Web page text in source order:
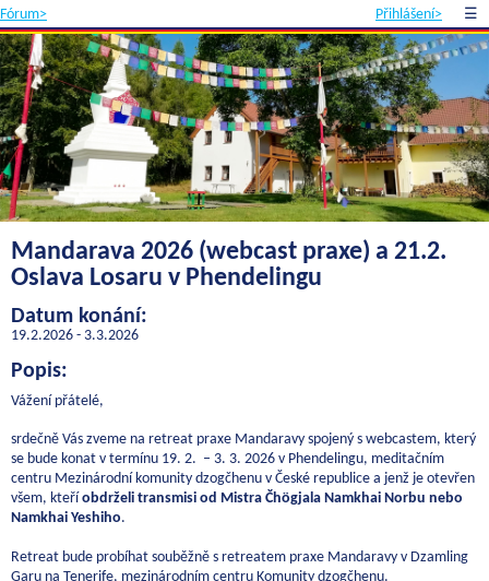
Fórum> Přihlášení> ☰
Mandarava 2026 (webcast praxe) a 21.2.
Oslava Losaru v Phendelingu
Datum konání:
19.2.2026 - 3.3.2026
Popis:
Vážení přátelé,
srdečně Vás zveme na retreat praxe Mandaravy spojený s webcastem, který
se bude konat v termínu 19. 2. – 3. 3. 2026 v Phendelingu, meditačním
centru Mezinárodní komunity dzogčhenu v České republice a jenž je otevřen
všem, kteří obdrželi transmisi od Mistra Čhögjala Namkhai Norbu nebo
Namkhai Yeshiho.
Retreat bude probíhat souběžně s retreatem praxe Mandaravy v Dzamling
Garu na Tenerife, mezinárodním centru Komunity dzogčhenu.